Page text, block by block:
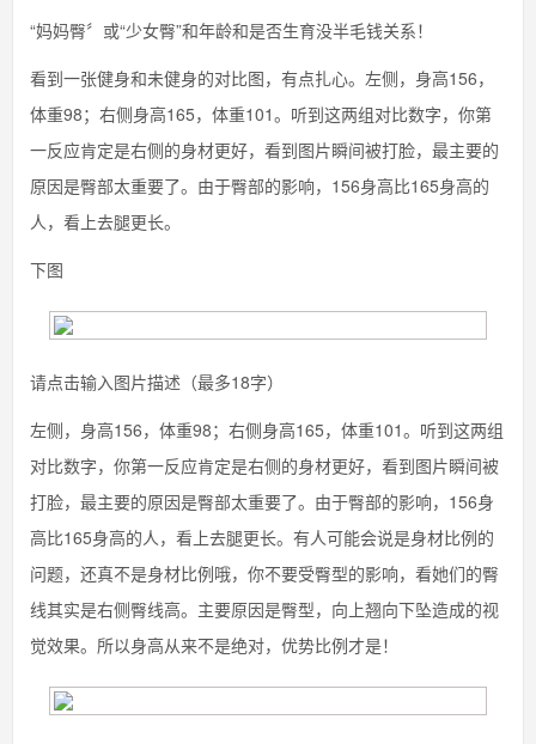
“妈妈臀〞或“少女臀”和年龄和是否生育没半毛钱关系！
看到一张健身和未健身的对比图，有点扎心。左侧，身高156，
体重98；右侧身高165，体重101。听到这两组对比数字，你第
一反应肯定是右侧的身材更好，看到图片瞬间被打脸，最主要的
原因是臀部太重要了。由于臀部的影响，156身高比165身高的
人，看上去腿更长。
下图
请点击输入图片描述（最多18字）
左侧，身高156，体重98；右侧身高165，体重101。听到这两组
对比数字，你第一反应肯定是右侧的身材更好，看到图片瞬间被
打脸，最主要的原因是臀部太重要了。由于臀部的影响，156身
高比165身高的人，看上去腿更长。有人可能会说是身材比例的
问题，还真不是身材比例哦，你不要受臀型的影响，看她们的臀
线其实是右侧臀线高。主要原因是臀型，向上翘向下坠造成的视
觉效果。所以身高从来不是绝对，优势比例才是！